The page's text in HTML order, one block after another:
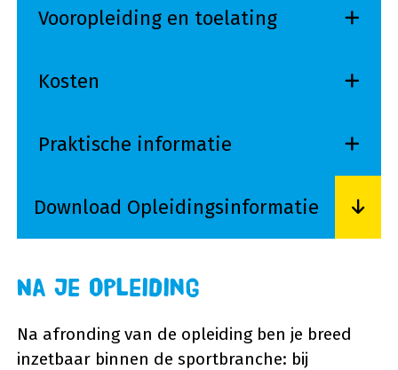
Vooropleiding en toelating
Kosten
Praktische informatie
Download Opleidingsinformatie
Na je opleiding
Na afronding van de opleiding ben je breed
inzetbaar binnen de sportbranche: bij